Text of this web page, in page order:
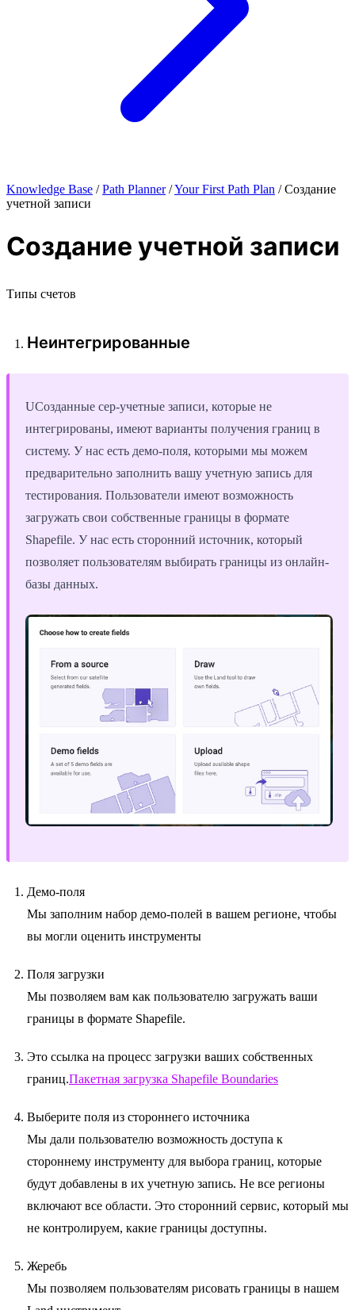
Knowledge Base / Path Planner /Your First Path Plan / Создание
учетной записи
Создание учетной записи
Типы счетов
Неинтегрированные
UСозданные сер-учетные записи, которые не
интегрированы, имеют варианты получения границ в
систему. У нас есть демо-поля, которыми мы можем
предварительно заполнить вашу учетную запись для
тестирования. Пользователи имеют возможность
загружать свои собственные границы в формате
Shapefile. У нас есть сторонний источник, который
позволяет пользователям выбирать границы из онлайн-
базы данных.
Демо-поля
Мы заполним набор демо-полей в вашем регионе, чтобы
вы могли оценить инструменты
Поля загрузки
Мы позволяем вам как пользователю загружать ваши
границы в формате Shapefile.
Это ссылка на процесс загрузки ваших собственных
границ.Пакетная загрузка Shapefile Boundaries
Выберите поля из стороннего источника
Мы дали пользователю возможность доступа к
стороннему инструменту для выбора границ, которые
будут добавлены в их учетную запись. Не все регионы
включают все области. Это сторонний сервис, который мы
не контролируем, какие границы доступны.
Жеребь
Мы позволяем пользователям рисовать границы в нашем